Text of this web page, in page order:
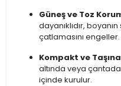
Güneş ve Toz
dayanıklıdır,
çatlamasını engeller.
Kompakt ve
altında veya
içinde kurulur.